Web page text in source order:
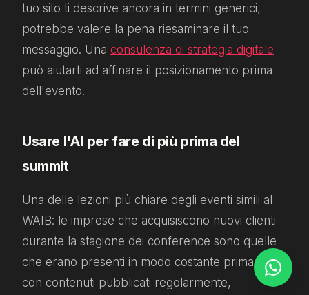
tuo sito ti descrive ancora in termini generici,
potrebbe valere la pena riesaminare il tuo
messaggio. Una consulenza di strategia digitale
può aiutarti ad affinare il posizionamento prima
dell'evento.
Usare l'AI per fare di più prima del
summit
Una delle lezioni più chiare degli eventi simili al
WAIB: le imprese che acquisiscono nuovi clienti
durante la stagione dei conference sono quelle
che erano presenti in modo costante prima —
con contenuti pubblicati regolarmente,